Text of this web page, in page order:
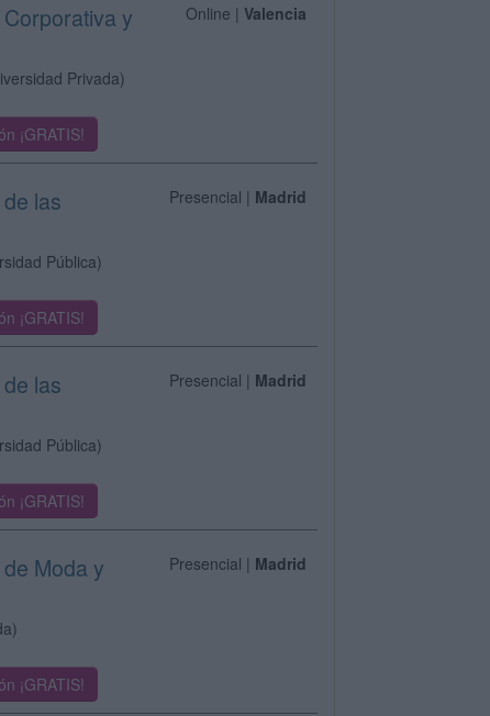
Online |Valencia
y
Privada)
¡GRATIS!
Presencial | Madrid
las
Pública)
¡GRATIS!
Presencial | Madrid
las
Pública)
¡GRATIS!
Presencial | Madrid
Moda y
¡GRATIS!